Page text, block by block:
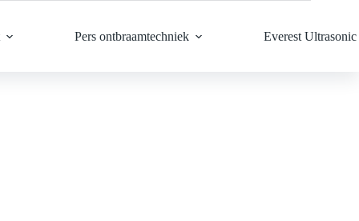
Pers ontbraamtechniek Everest Ultrasonic